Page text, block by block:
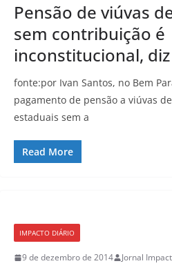
Pensão de viúvas
sem contribuição é
inconstitucional, diz
fonte:por Ivan Santos, no Bem
pagamento de pensão a viúvas
estaduais sem a
Read More
IMPACTO DIÁRIO
9 de dezembro de 2014 Jornal